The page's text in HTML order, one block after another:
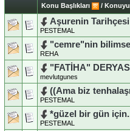
Konu Başlıkları /
Aşurenin Tarihçesi
PESTEMAL
"cemre"nin
REHA
"FATİHA"
mevlutgunes
((Ama biz
PESTEMAL
*güzel bir gün
PESTEMAL